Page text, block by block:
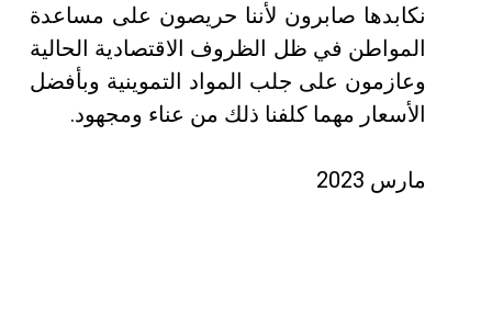
نكابدها صابرون لأننا حريصون على مساعدة
المواطن في ظل الظروف الاقتصادية الحالية
وعازمون على جلب المواد التموينية وبأفضل
الأسعار مهما كلفنا ذلك من عناء ومجهود.
مارس 2023